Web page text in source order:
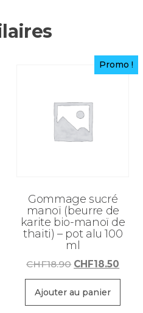
Promo !
Gommage sucré
manoï (beurre de
karite bio-manoï de
thaiti) – pot alu 100
ml
CHF18.90 Le
prix
initial
était :
CHF18.50
prix
est :
Ajouter au panier